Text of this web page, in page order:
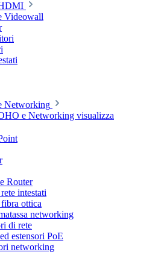
Videowall
Networking
e Networking visualizza
Router
intestati
ottica
networking
di rete
estensori PoE
networking